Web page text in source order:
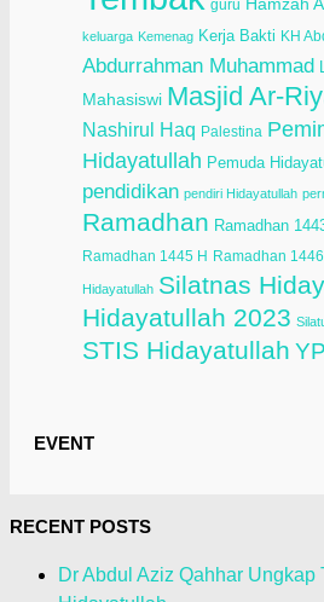
guru
keluarga Kemenag Kerja Bakti KH
Abdurrahman Muhammad
Mahasiswi Masjid Ar-
Nashirul Haq Palestina
Hidayatullah Pemuda
pendidikan pendiri Hidayatullah
Ramadhan Ramadhan
Ramadhan 1445 H Ramadhan 1446
Hidayatullah Silatnas
Hidayatullah 2023
STIS Hidayatullah
EVENT
RECENT POSTS
Dr Abdul Aziz Qahhar Ungkap